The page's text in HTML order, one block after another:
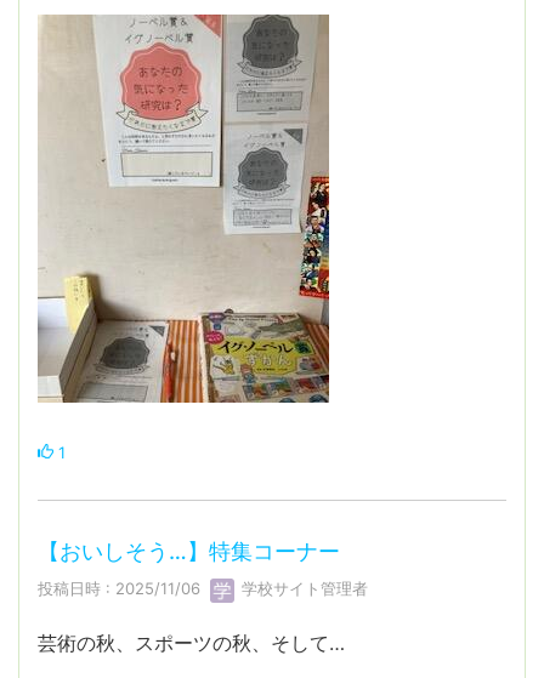
1
【おいしそう…】特集コーナー
投稿日時 : 2025/11/06 学校サイト管理者
芸術の秋、スポーツの秋、そして…